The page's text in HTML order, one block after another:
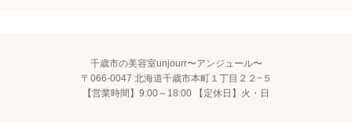
千歳市の美容室unjourr〜アンジュール〜
〒066-0047 北海道千歳市本町１丁目２２−５
【営業時間】9:00～18:00 【定休日】火・日